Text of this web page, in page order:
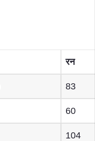
रन
83
60
104